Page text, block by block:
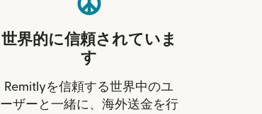
世界的に信頼されていま
す
Remitlyを信頼する世界中のユ
ーザーと一緒に、海外送金を行